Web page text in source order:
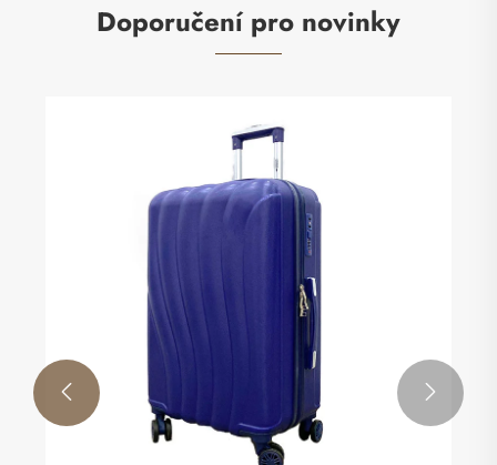
Doporučení pro novinky
 